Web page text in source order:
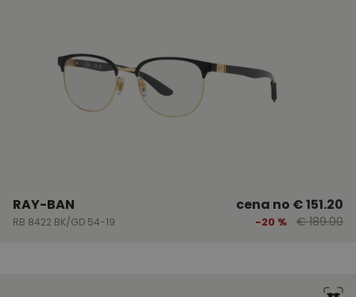
RAY-BAN
RB 8422 BK/GD 54-19
cena no € 151.20
-20 % € 189.00